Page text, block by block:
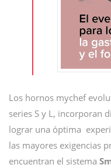
Los hornos mychef
series S y L, incorporan
lograr una óptima
las mayores exigencias
encuentran el sistema